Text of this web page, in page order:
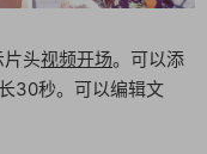
片头视频开场。可以添
30秒。可以编辑文